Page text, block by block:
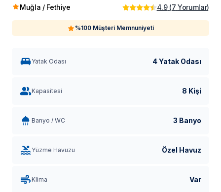
Muğla / Fethiye 4.9(7 Yorumlar)
%100 Müşteri Memnuniyeti
Yatak Odası 4 Yatak Odası
Kapasitesi 8 Kişi
Banyo / WC 3 Banyo
Yüzme Havuzu Özel Havuz
Klima Var